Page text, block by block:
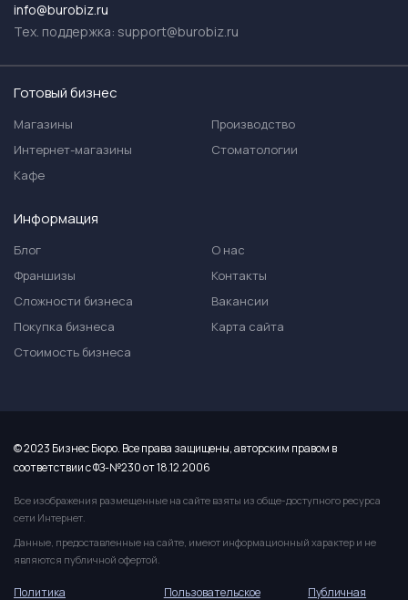
info@burobiz.ru
Тех. поддержка: support@burobiz.ru
Готовый бизнес
Магазины
Интернет-магазины
Кафе
Производство
Стоматологии
Информация
Блог
Франшизы
Сложности бизнеса
Покупка бизнеса
Стоимость бизнеса
О нас
Контакты
Вакансии
Карта сайта
© 2023 Бизнес Бюро. Все права защищены, авторским правом в
соответствии с ФЗ-№230 от 18.12.2006
Все изображения размещенные на сайте взяты из обще-доступного ресурса
сети Интернет.
Данные, предоставленные на сайте, имеют информационный характер и не
являются публичной офертой.
Политика Пользовательское Публичная